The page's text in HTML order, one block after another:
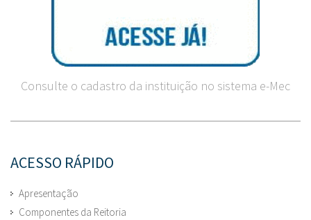
Consulte o cadastro da instituição no sistema e-Mec
ACESSO RÁPIDO
Apresentação
Componentes da Reitoria